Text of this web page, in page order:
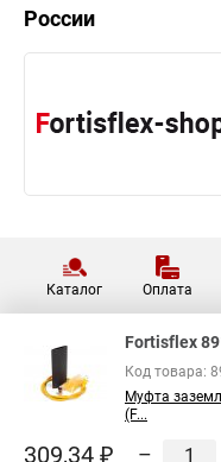
России
Каталог Оплата
Fortisflex
Код товара:
Муфта
(F...
309,34 ₽ –